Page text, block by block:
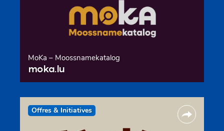
MoKa – Moossnamekatalog
moka.lu
Offres & Initiatives